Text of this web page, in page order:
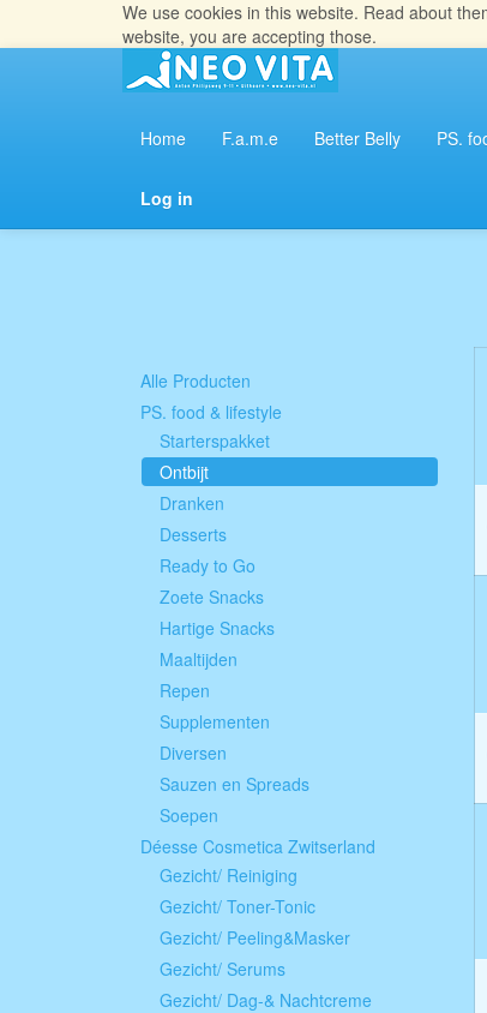
We use cookies in this website. Read about
website, you are accepting those.
Home F.a.m.e Better Belly PS.
Log in
Alle Producten
PS. food & lifestyle
Starterspakket
Ontbijt
Dranken
Desserts
Ready to Go
Zoete Snacks
Hartige Snacks
Maaltijden
Repen
Supplementen
Diversen
Sauzen en Spreads
Soepen
Déesse Cosmetica Zwitserland
Gezicht/ Reiniging
Gezicht/ Toner-Tonic
Gezicht/ Peeling&Masker
Gezicht/ Serums
Gezicht/ Dag-& Nachtcreme